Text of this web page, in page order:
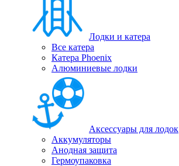
Лодки и катера
Все катера
Катера Phoenix
Алюминиевые лодки
Аксессуары для лодок
Аккумуляторы
Анодная защита
Гермоупаковка